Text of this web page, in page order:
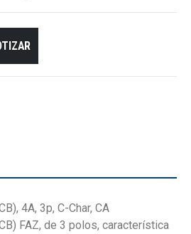
4A, 3p, C-Char, CA
FAZ, de 3 polos, característica